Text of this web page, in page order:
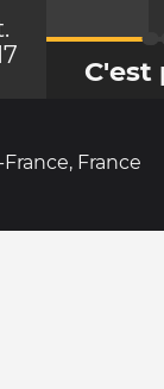
C'est
France